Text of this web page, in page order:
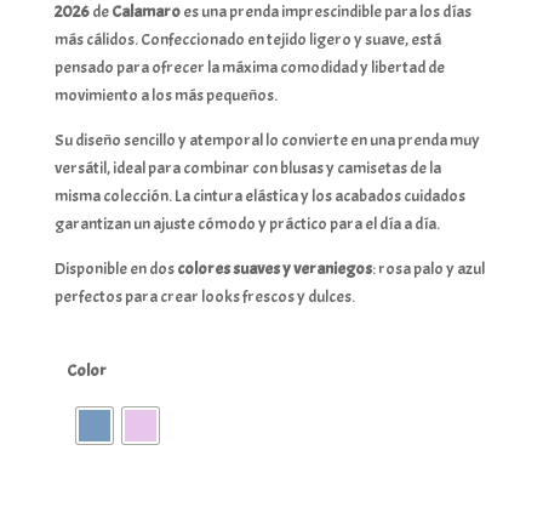
2026deCalamaroes una prenda imprescindible para los días
más cálidos. Confeccionado en tejido ligero y suave, está
pensado para ofrecer la máxima comodidad y libertad de
movimiento a los más pequeños.
Su diseño sencillo y atemporal lo convierte en una prenda muy
versátil, ideal para combinar con blusas y camisetas de la
misma colección. La cintura elástica y los acabados cuidados
garantizan un ajuste cómodo y práctico para el día a día.
Disponible en doscolores suaves y veraniegos: rosa palo y azul
perfectos para crear looks frescos y dulces.
Color